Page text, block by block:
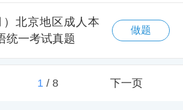
北京地区成人本
统一考试真题
做题
1/ 8 下一页